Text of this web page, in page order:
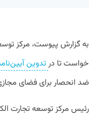
به گزارش پیوست، مرکز
خواست تا درتدوین
ضد انحصار برای فضای
رئیس مرکز توسعه تجارت